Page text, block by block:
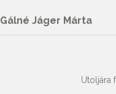
Gálné Jáger Márta
Utoljára